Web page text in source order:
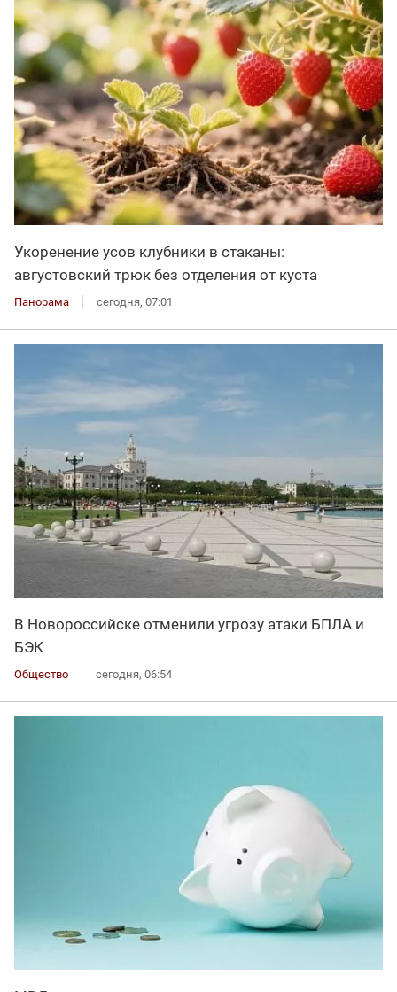
Укоренение усов клубники в стаканы:
августовский трюк без отделения от куста
Панорама сегодня, 07:01
В Новороссийске отменили угрозу атаки БПЛА и
БЭК
Общество сегодня, 06:54